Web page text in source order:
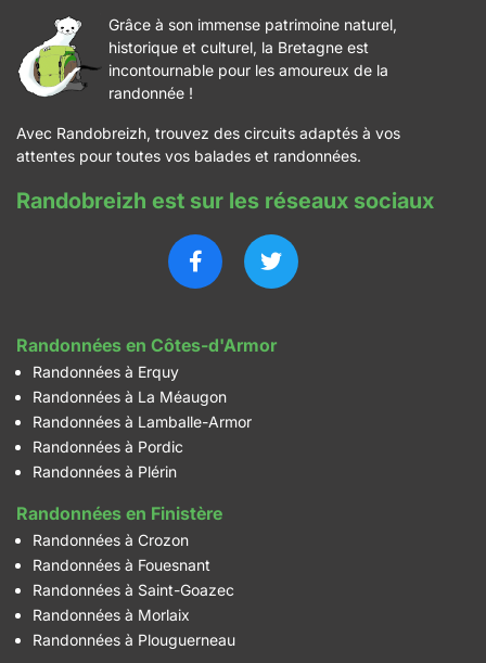
Grâce à son immense patrimoine naturel,
historique et culturel, la Bretagne est
incontournable pour les amoureux de la
randonnée !
Avec Randobreizh, trouvez des circuits adaptés à vos
attentes pour toutes vos balades et randonnées.
Randobreizh est sur les réseaux sociaux
Randonnées en Côtes-d'Armor
Randonnées à Erquy
Randonnées à La Méaugon
Randonnées à Lamballe-Armor
Randonnées à Pordic
Randonnées à Plérin
Randonnées en Finistère
Randonnées à Crozon
Randonnées à Fouesnant
Randonnées à Saint-Goazec
Randonnées à Morlaix
Randonnées à Plouguerneau